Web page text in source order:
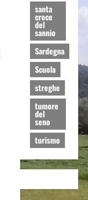
santa
croce
del
sannio
Sardegna
Scuola
streghe
tumore
del
seno
turismo